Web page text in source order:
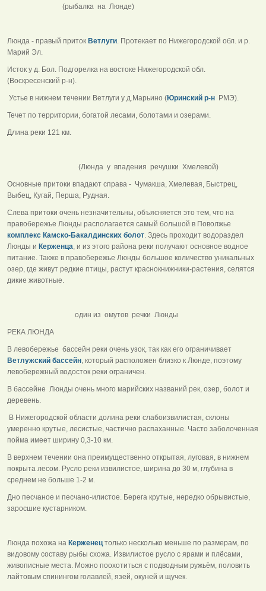
(рыбалка на Люнде)
Люнда - правый приток Ветлуги. Протекает по Нижегородской обл. и р.
Марий Эл.
Исток у д. Бол. Подгорелка на востоке Нижегородской обл.
(Воскресенский р-н).
Устье в нижнем течении Ветлуги у д.Марьино (Юринский р-н РМЭ).
Течет по территории, богатой лесами, болотами и озерами.
Длина реки 121 км.
(Люнда у впадения речушки Хмелевой)
Основные притоки впадают справа - Чумакша, Хмелевая, Быстрец,
Выбец, Кугай, Перша, Рудная.
Слева притоки очень незначительны, объясняется это тем, что на
правобережье Люнды располагается самый большой в Поволжье
комплекс Камско-Бакалдинских болот. Здесь проходит водораздел
Люнды и Керженца, и из этого района реки получают основное водное
питание. Также в правобережье Люнды большое количество уникальных
озер, где живут редкие птицы, растут краснокнижники-растения, селятся
дикие животные.
один из омутов речки Люнды
РЕКА ЛЮНДА
В левобережье бассейн реки очень узок, так как его ограничивает
Ветлужский бассейн, который расположен близко к Люнде, поэтому
левобережный водосток реки ограничен.
В бассейне Люнды очень много марийских названий рек, озер, болот и
деревень.
В Нижегородской области долина реки слабоизвилистая, склоны
умеренно крутые, лесистые, частично распаханные. Часто заболоченная
пойма имеет ширину 0,3-10 км.
В верхнем течении она преимущественно открытая, луговая, в нижнем
покрыта лесом. Русло реки извилистое, ширина до 30 м, глубина в
среднем не больше 1-2 м.
Дно песчаное и песчано-илистое. Берега крутые, нередко обрывистые,
заросшие кустарником.
Люнда похожа на Керженецтолько несколько меньше по размерам, по
видовому составу рыбы схожа. Извилистое русло с ярами и плёсами,
живописные места. Можно поохотиться с подводным ружьём, половить
лайтовым спинингом голавлей, язей, окуней и щучек.